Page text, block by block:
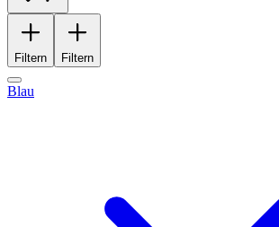
Filtern Filtern
Blau